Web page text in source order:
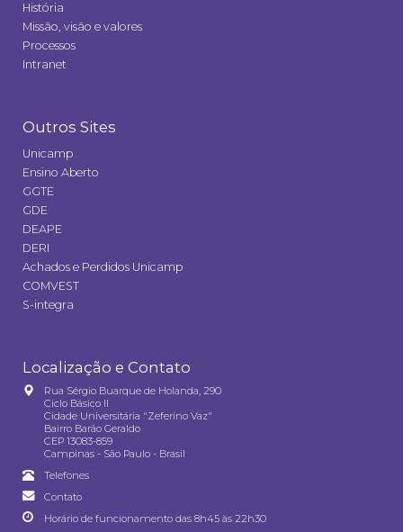
História
Missão, visão e valores
Processos
Intranet
Outros Sites
Unicamp
Ensino Aberto
GGTE
GDE
DEAPE
DERI
Achados e Perdidos Unicamp
COMVEST
S-integra
Localização e Contato
Rua Sérgio Buarque de Holanda, 290
Ciclo Básico II
Cidade Universitária "Zeferino Vaz"
Bairro Barão Geraldo
CEP 13083-859
Campinas - São Paulo - Brasil
Telefones
Contato
Horário de funcionamento das 8h45 às 22h30